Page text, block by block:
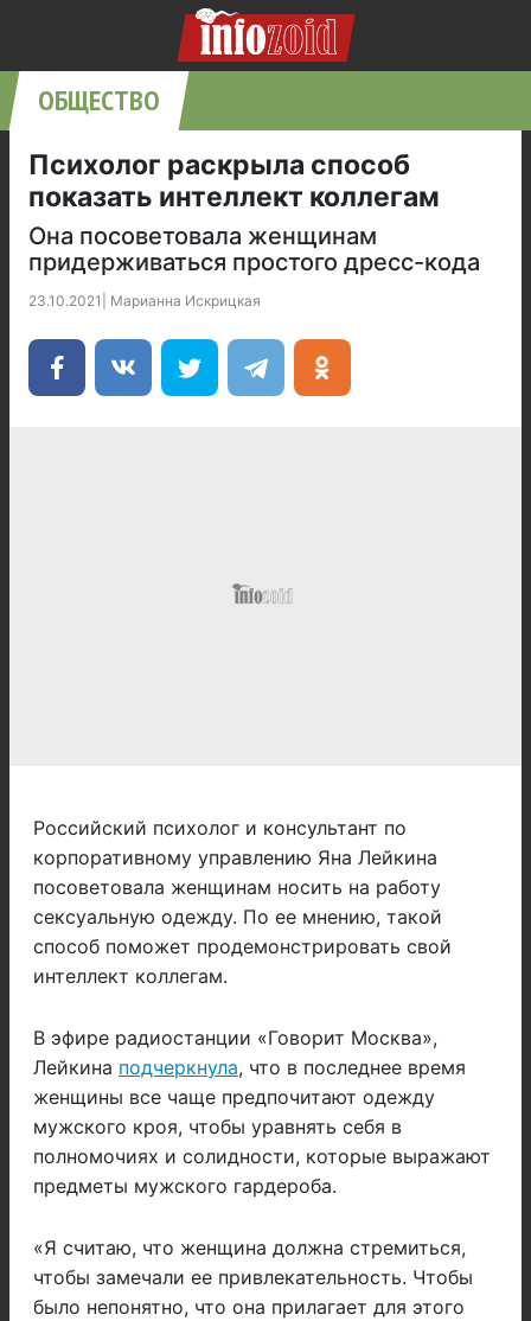
ОБЩЕСТВО
Психолог раскрыла способ
показать интеллект коллегам
Она посоветовала женщинам
придерживаться простого дресс-кода
23.10.2021 Марианна Искрицкая
Российский психолог и консультант по
корпоративному управлению Яна Лейкина
посоветовала женщинам носить на работу
сексуальную одежду. По ее мнению, такой
способ поможет продемонстрировать свой
интеллект коллегам.
В эфире радиостанции «Говорит Москва»,
Лейкина подчеркнула, что в последнее время
женщины все чаще предпочитают одежду
мужского кроя, чтобы уравнять себя в
полномочиях и солидности, которые выражают
предметы мужского гардероба.
«Я считаю, что женщина должна стремиться,
чтобы замечали ее привлекательность. Чтобы
было непонятно, что она прилагает для этого